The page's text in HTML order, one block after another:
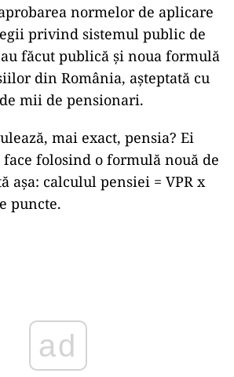
normelor de aplicare
privind sistemul public de
făcut publică și noua formulă
din România, așteptată cu
mii de pensionari.
mai exact, pensia? Ei
face folosind o formulă nouă de
așa: calculul pensiei = VPR x
puncte.